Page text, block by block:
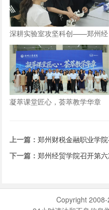
深耕实验室攻坚科创——郑州经
贸学院学子自研仿生机械手
凝萃课堂匠心，荟萃教学华章
上一篇：郑州财税金融职业学
成立大会
下一篇：郑州经贸学院召开第
Copyright